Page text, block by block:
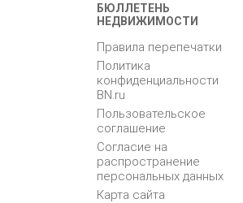
БЮЛЛЕТЕНЬ
НЕДВИЖИМОСТИ
Правила перепечатки
Политика
конфиденциальности
BN.ru
Пользовательское
соглашение
Согласие на
распространение
персональных данных
Карта сайта